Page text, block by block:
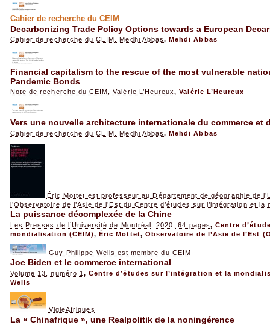
Cahier de recherche du CEIM
Decarbonizing Trade Policy Options towards a European
Cahier de recherche du CEIM, Medhi Abbas, Mehdi Abbas
Financial capitalism to the rescue of the most vulnerable
Pandemic Bonds
Note de recherche du CEIM, Valérie L’Heureux,Valérie L’Heureux
Vers une nouvelle architecture internationale du commerce et
Cahier de recherche du CEIM, Medhi Abbas,Mehdi Abbas
Éric Mottet est professeur au Département de géographie de
l’Observatoire de l’Asie de l’Est du Centre d’études sur l’intégration et la
La puissance décomplexée de la Chine
Les Presses de l’Université de Montréal, 2020, 64 pages, Centre
mondialisation (CEIM),Éric Mottet, Observatoire de l’Asie de l’Est
Guy-Philippe Wells est membre du CEIM
Joe Biden et le commerce international
Volume 13, numéro 1 ,Centre d’études sur l’intégration et la
Wells
VigieAfriques
La « Chinafrique », une Realpolitik de la noningérence